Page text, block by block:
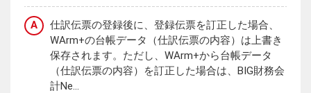
A
仕訳伝票の登録後に、登録伝票を訂正した場合、
WArm+の台帳データ（仕訳伝票の内容）は上書き
保存されます。ただし、WArm+から台帳データ
（仕訳伝票の内容）を訂正した場合は、BIG財務会
計Ne...